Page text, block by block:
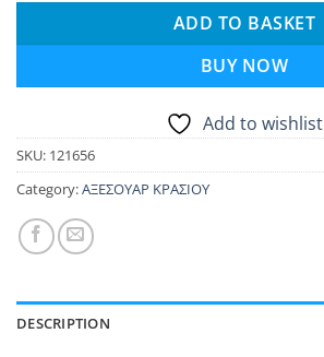
ADD TO BASKET
BUY NOW
Add to wishlist
SKU: 121656
Category:ΑΞΕΣΟΥΑΡ ΚΡΑΣΙΟΥ
DESCRIPTION